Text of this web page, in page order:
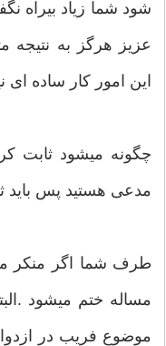
شود شما زیاد بیراه
عزیز هرگز به نتیجه
این امور كار ساده
چگونه میشود ثابت
مدعی هستید پس باید
طرف شما اگر منكر
مساله ختم میشود
موضوع فریب در